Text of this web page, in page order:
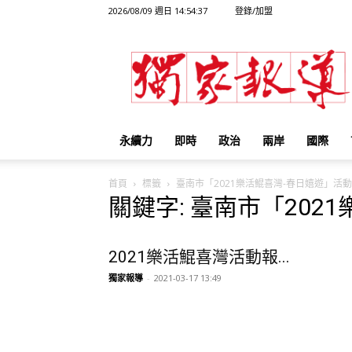
2026/08/09 週日 14:54:37 登錄/加盟
獨
家
報
永續力 即時 政治 兩岸 國際
首頁 標籤 臺南市「2021樂活鯤喜灣-春日嬉遊」活動
關鍵字: 臺南市「2021
2021樂活鯤喜灣活動報...
獨家報導 - 2021-03-17 13:49